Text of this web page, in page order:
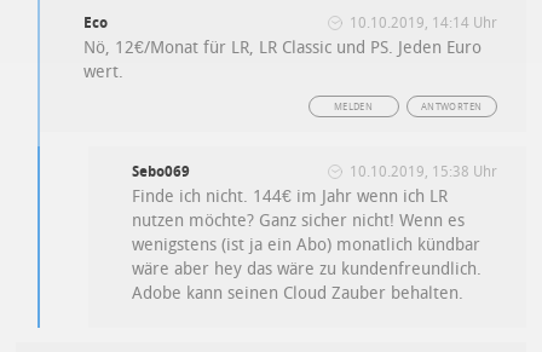
Eco 10.10.2019, 14:14 Uhr
Nö, 12€/Monat für LR, LR Classic und PS. Jeden Euro
wert.
ANTWORTEN
MELDEN
Sebo069 10.10.2019, 15:38 Uhr
Finde ich nicht. 144€ im Jahr wenn ich LR
nutzen möchte? Ganz sicher nicht! Wenn es
wenigstens (ist ja ein Abo) monatlich kündbar
wäre aber hey das wäre zu kundenfreundlich.
Adobe kann seinen Cloud Zauber behalten.